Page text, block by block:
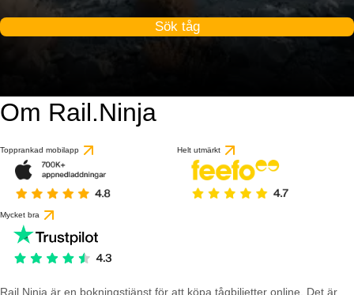
Sök tåg
Om Rail.Ninja
Topprankad mobilapp Helt utmärkt
Mycket bra
Rail Ninja är en bokningstjänst för att köpa tågbiljetter online. Det är